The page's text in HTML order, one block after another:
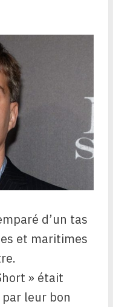
d’un tas
et maritimes
» était
leur bon